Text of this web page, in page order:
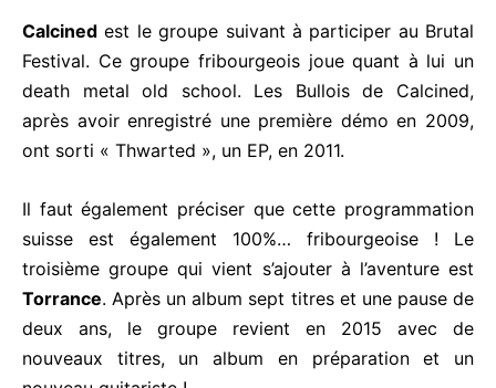
Calcined est le groupe suivant à participer au Brutal
Festival. Ce groupe fribourgeois joue quant à lui un
death metal old school. Les Bullois de Calcined,
après avoir enregistré une première démo en 2009,
ont sorti « Thwarted », un EP, en 2011.
Il faut également préciser que cette programmation
suisse est également 100%… fribourgeoise ! Le
troisième groupe qui vient s’ajouter à l’aventure est
Torrance. Après un album sept titres et une pause de
deux ans, le groupe revient en 2015 avec de
nouveaux titres, un album en préparation et un